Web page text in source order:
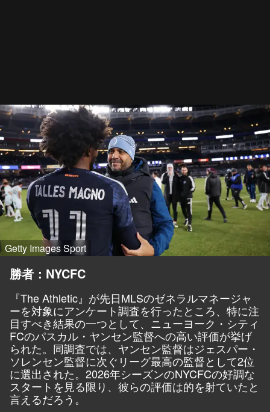
Getty Images Sport
勝者：NYCFC
『The Athletic』が先日MLSのゼネラルマネージャ
ーを対象にアンケート調査を行ったところ、 特に注
目すべき結果の一つとして、 ニューヨーク・シティ
FCのパスカル・ヤンセン監督への高い評価が挙げ
られた。同調査では、ヤンセン監督はジェスパー・
ソレンセン監督に次ぐリーグ最高の監督として2位
に選出された。2026年シーズンのNYCFCの好調な
スタートを見る限り、彼らの評価は的を射ていたと
言えるだろう。